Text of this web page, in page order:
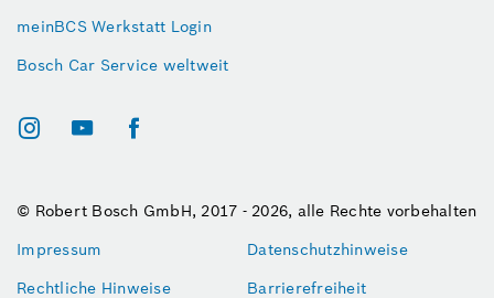
meinBCS Werkstatt Login
Bosch Car Service weltweit
© Robert Bosch GmbH, 2017 - 2026, alle Rechte vorbehalten
Impressum
Datenschutzhinweise
Rechtliche Hinweise
Barrierefreiheit